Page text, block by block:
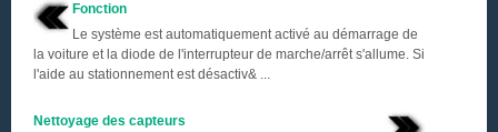
Fonction
Le système est automatiquement activé au démarrage de
la voiture et la diode de l'interrupteur de marche/arrêt s'allume. Si
l'aide au stationnement est désactiv& ...
Nettoyage des capteurs